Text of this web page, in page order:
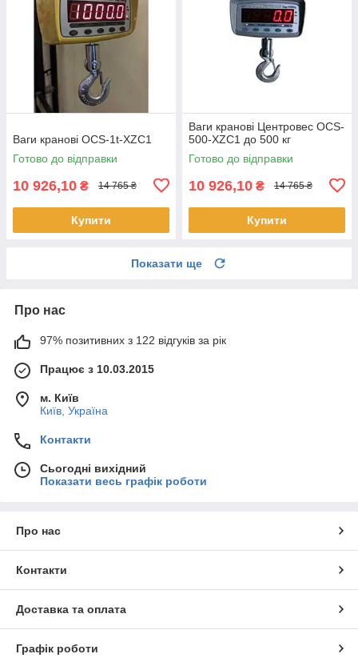
Ваги кранові OCS-1t-XZC1
Готово до відправки
10 926,10 ₴ 14 765 ₴
Купити
Ваги кранові Центровес OCS-
500-XZC1 до 500 кг
Готово до відправки
10 926,10 ₴ 14 765 ₴
Купити
Показати ще
Про нас
97% позитивних з 122 відгуків за рік
Працює з 10.03.2015
м. Київ
Київ, Україна
Контакти
Сьогодні вихідний
Показати весь графік роботи
Про нас
Контакти
Доставка та оплата
Графік роботи